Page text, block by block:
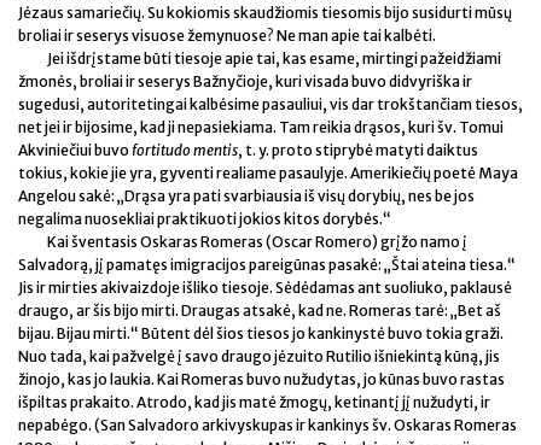
Jėzaus samariečių. Su kokiomis skaudžiomis tiesomis bijo susidurti mūsų
broliai ir seserys visuose žemynuose? Ne man apie tai kalbėti.
Jei išdrįstame būti tiesoje apie tai, kas esame, mirtingi pažeidžiami
žmonės, broliai ir seserys Bažnyčioje, kuri visada buvo didvyriška ir
sugedusi, autoritetingai kalbėsime pasauliui, vis dar trokštančiam tiesos,
net jei ir bijosime, kad ji nepasiekiama. Tam reikia drąsos, kuri šv. Tomui
Akviniečiui buvo fortitudo mentis, t. y. proto stiprybė matyti daiktus
tokius, kokie jie yra, gyventi realiame pasaulyje. Amerikiečių poetė Maya
Angelou sakė: „Drąsa yra pati svarbiausia iš visų dorybių, nes be jos
negalima nuosekliai praktikuoti jokios kitos dorybės.“
Kai šventasis Oskaras Romeras (Oscar Romero) grįžo namo į
Salvadorą, jį pamatęs imigracijos pareigūnas pasakė: „Štai ateina tiesa.“
Jis ir mirties akivaizdoje išliko tiesoje. Sėdėdamas ant suoliuko, paklausė
draugo, ar šis bijo mirti. Draugas atsakė, kad ne. Romeras tarė: „Bet aš
bijau. Bijau mirti.“ Būtent dėl šios tiesos jo kankinystė buvo tokia graži.
Nuo tada, kai pažvelgė į savo draugo jėzuito Rutilio išniekintą kūną, jis
žinojo, kas jo laukia. Kai Romeras buvo nužudytas, jo kūnas buvo rastas
išpiltas prakaito. Atrodo, kad jis matė žmogų, ketinantį jį nužudyti, ir
nepabėgo. (San Salvadoro arkivyskupas ir kankinys šv. Oskaras Romeras